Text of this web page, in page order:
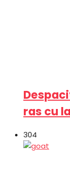
ras cu
304